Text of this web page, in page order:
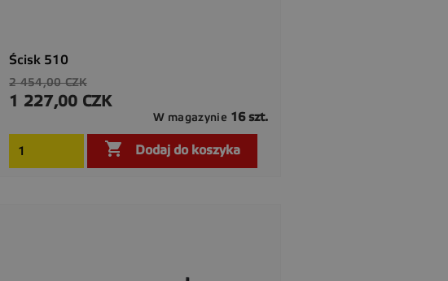
Ścisk 510
Cena
podstawowa
2 454,00 CZK
Cena
1 227,00 CZK
W magazynie 16 szt.
 Dodaj do koszyka
Szybki podgląd